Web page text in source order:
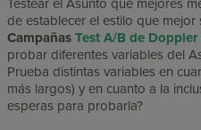
Testear el Asunto que mejores
de establecer el estilo que mejor
CampañasTest A/B de Doppler
probar diferentes variables del
Prueba distintas variables en
más largos) y en cuanto a la
esperas para probarla?